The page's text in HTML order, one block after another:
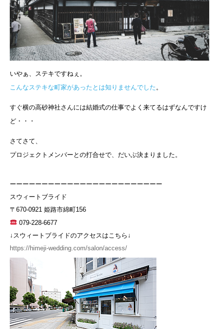
いやぁ、ステキですねぇ。
こんなステキな町家があったとは知りませんでした。
すぐ横の高砂神社さんには結婚式の仕事でよく来てるはずなんですけ
ど・・・
さてさて、
プロジェクトメンバーとの打合せで、だいぶ決まりました。
ーーーーーーーーーーーーーーーーーーーーーーーー
スウィートブライド
〒670-0921 姫路市綿町156
079-228-6677
↓スウィートブライドのアクセスはこちら↓
https://himeji-wedding.com/salon/access/